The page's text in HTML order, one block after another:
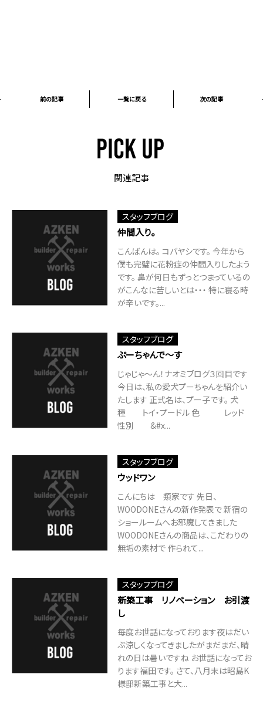
前の記事 一覧に戻る 次の記事
関連記事
スタッフブログ
仲間入り。
こんばんは。 コバヤシです。 今年から
僕も完璧に花粉症の仲間入りしたよう
です。 鼻が何日もずっとつまっているの
がこんなに苦しいとは・・・ 特に寝る時
が辛いです。...
スタッフブログ
ぷーちゃんで～す
じゃじゃ～ん！ナオミブログ３回目です
今日は、私の愛犬プーちゃんを紹介い
たします 正式名は、プー子です。 犬
種 トイ・プードル 色 レッド
性別 &#x...
スタッフブログ
ウッドワン
こんにちは 類家です 先日、
WOODONEさんの新作発表で 新宿の
ショールームへお邪魔してきました
WOODONEさんの商品は、こだわりの
無垢の素材で 作られて...
スタッフブログ
新築工事 リノベーション お引渡
し
毎度お世話になっております夜はだい
ぶ涼しくなってきましたがまだまだ、晴
れの日は暑いですね お世話になってお
ります福田です。 さて、八月末は昭島K
様邸新築工事と大...